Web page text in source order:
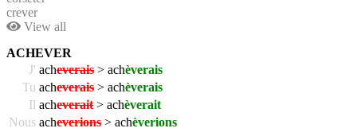
crever
View all
ACHEVER
J' acheverais > achèverais
Tu acheverais > achèverais
Il acheverait > achèverait
Nous acheverions > achèverions